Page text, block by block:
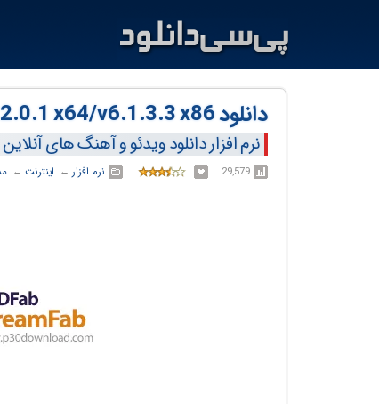
دانلود StreamFab v6.2.0.1 x64/v6.1.3.3 x86
نرم افزار دانلود ویدئو و آهنگ های آنلاین
29,579 نرم افزار ← ‏ اینترنت ← ‏